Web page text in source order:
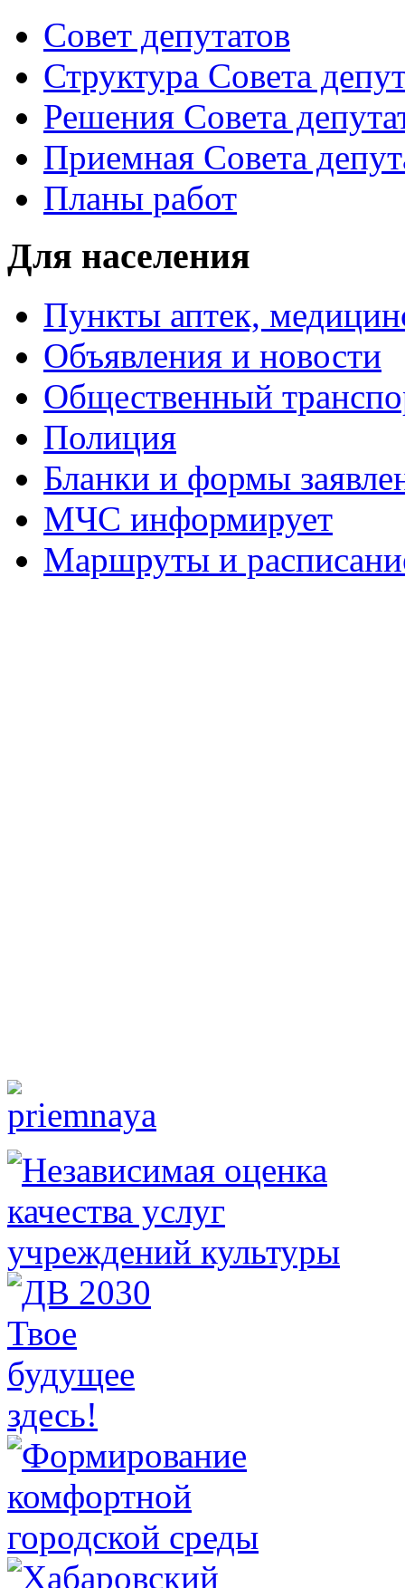
Совет депутатов
Структура Совета
Решения Совета
Приемная Совета
Планы работ
Для населения
Пункты аптек,
Объявления и новости
Общественный
Полиция
Бланки и формы
МЧС информирует
Маршруты и